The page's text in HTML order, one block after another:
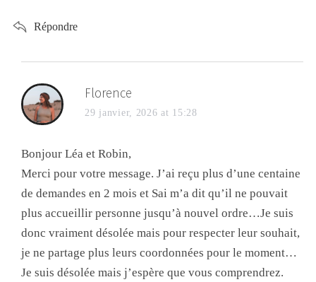
Répondre
Florence
29 janvier, 2026 at 15:28
Bonjour Léa et Robin,
Merci pour votre message. J’ai reçu plus d’une centaine
de demandes en 2 mois et Sai m’a dit qu’il ne pouvait
plus accueillir personne jusqu’à nouvel ordre…Je suis
donc vraiment désolée mais pour respecter leur souhait,
je ne partage plus leurs coordonnées pour le moment…
Je suis désolée mais j’espère que vous comprendrez.